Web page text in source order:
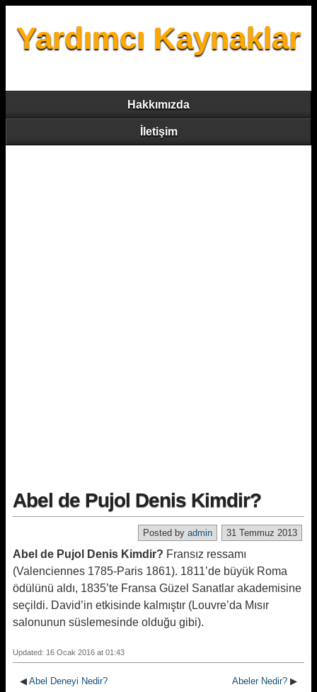
Yardımcı Kaynaklar
Hakkımızda
İletişim
Abel de Pujol Denis Kimdir?
31 Temmuz 2013
Posted by admin
Abel de Pujol Denis Kimdir? Fransız ressamı
(Valenciennes 1785-Paris 1861). 1811’de büyük Roma
ödülünü aldı, 1835’te Fransa Güzel Sanatlar akademisine
seçildi. David’in etkisinde kalmıştır (Louvre’da Mısır
salonunun süslemesinde olduğu gibi).
Updated: 16 Ocak 2016 at 01:43
◀ Abel Deneyi Nedir? Abeler Nedir? ▶